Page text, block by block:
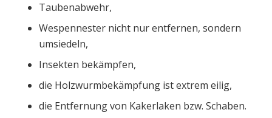
Taubenabwehr,
Wespennester nicht nur entfernen, sondern
umsiedeln,
Insekten bekämpfen,
die Holzwurmbekämpfung ist extrem eilig,
die Entfernung von Kakerlaken bzw. Schaben.